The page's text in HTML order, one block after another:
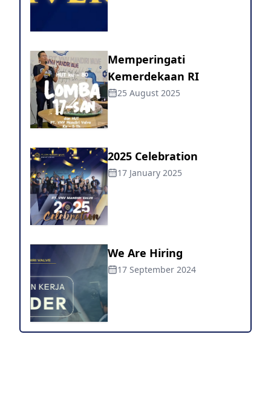
Memperingati
Kemerdekaan RI
25 August 2025
2025 Celebration
17 January 2025
We Are Hiring
17 September 2024